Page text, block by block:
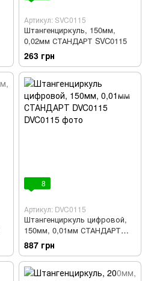
Артикул: SVC0115
Штангенциркуль, 150мм,
0,02мм СТАНДАРТ SVC0115
263 грн
8
Артикул: DVC0115
Штангенциркуль цифровой,
150мм, 0,01мм СТАНДАРТ
DVC0115
887 грн